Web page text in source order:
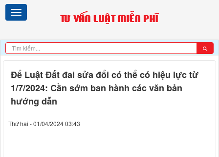
Để Luật Đất đai sửa đổi có thể có hiệu lực từ
1/7/2024: Cần sớm ban hành các văn bản
hướng dẫn
Thứ hai - 01/04/2024 03:43